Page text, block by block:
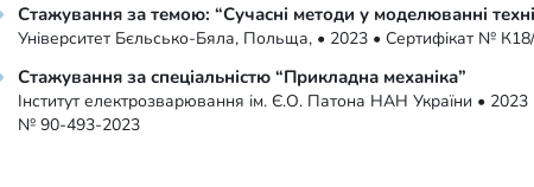
Стажування за темою: “Сучасні методи у моделюванні
Університет Бєльсько-Бяла, Польща, • 2023 • Сертифікат №
Стажування за спеціальністю “Прикладна механіка”
Інститут електрозварювання ім. Є.О. Патона НАН України •
№ 90-493-2023